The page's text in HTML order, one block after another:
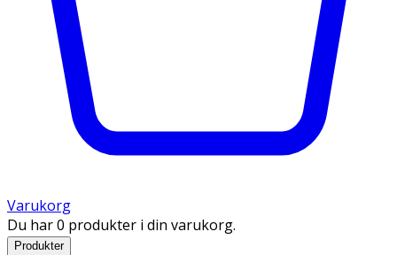
Varukorg
Du har 0 produkter i din varukorg.
Produkter